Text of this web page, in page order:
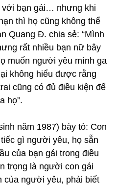
với bạn gái… nhưng khi
thì họ cũng không thể
Quang Đ. chia sẻ: “Mình
rất nhiều bạn nữ bây
muốn người yêu mình ga
không hiểu được rằng
cũng có đủ điều kiện để
họ”.
năm 1987) bày tỏ: Con
gì người yêu, họ sẵn
của bạn gái trong điều
trọng là người con gái
của người yêu, phải biết